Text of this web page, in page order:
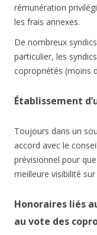
rémunération
les frais annexes.
De nombreux
particulier, les
copropriétés (moins
Établissement
Toujours dans un
accord avec le
prévisionnel pour
meilleure visibilité
Honoraires liés
au vote des